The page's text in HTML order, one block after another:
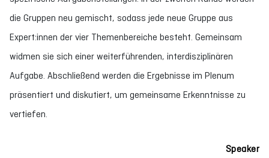
die Gruppen neu gemischt, sodass jede neue Gruppe aus
Expert:innen der vier Themenbereiche besteht. Gemeinsam
widmen sie sich einer weiterführenden, interdisziplinären
Aufgabe. Abschließend werden die Ergebnisse im Plenum
präsentiert und diskutiert, um gemeinsame Erkenntnisse zu
vertiefen.
Speaker